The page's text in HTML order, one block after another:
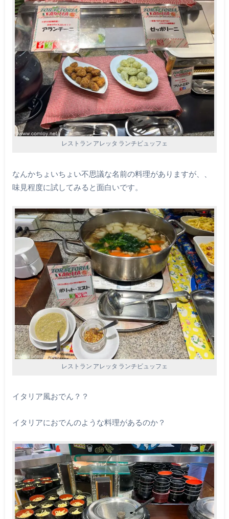
レストラン アレッタ ランチビュッフェ
なんかちょいちょい不思議な名前の料理がありますが、、
味見程度に試してみると面白いです。
レストラン アレッタ ランチビュッフェ
イタリア風おでん？？
イタリアにおでんのような料理があるのか？